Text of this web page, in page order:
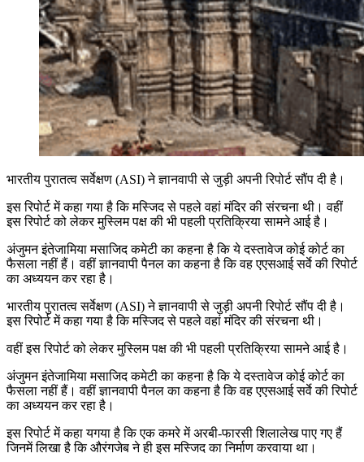
भारतीय पुरातत्व सर्वेक्षण (ASI) ने ज्ञानवापी से जुड़ी अपनी रिपोर्ट सौंप दी है।
इस रिपोर्ट में कहा गया है कि मस्जिद से पहले वहां मंदिर की संरचना थी। वहीं
इस रिपोर्ट को लेकर मुस्लिम पक्ष की भी पहली प्रतिक्रिया सामने आई है।
अंजुमन इंतेजामिया मसाजिद कमेटी का कहना है कि ये दस्तावेज कोई कोर्ट का
फैसला नहीं हैं। वहीं ज्ञानवापी पैनल का कहना है कि वह एएसआई सर्वे की रिपोर्ट
का अध्ययन कर रहा है।
भारतीय पुरातत्व सर्वेक्षण (ASI) ने ज्ञानवापी से जुड़ी अपनी रिपोर्ट सौंप दी है।
इस रिपोर्ट में कहा गया है कि मस्जिद से पहले वहां मंदिर की संरचना थी।
वहीं इस रिपोर्ट को लेकर मुस्लिम पक्ष की भी पहली प्रतिक्रिया सामने आई है।
अंजुमन इंतेजामिया मसाजिद कमेटी का कहना है कि ये दस्तावेज कोई कोर्ट का
फैसला नहीं हैं। वहीं ज्ञानवापी पैनल का कहना है कि वह एएसआई सर्वे की रिपोर्ट
का अध्ययन कर रहा है।
इस रिपोर्ट में कहा यगया है कि एक कमरे में अरबी-फारसी शिलालेख पाए गए हैं
जिनमें लिखा है कि औरंगजेब ने ही इस मस्जिद का निर्माण करवाया था।